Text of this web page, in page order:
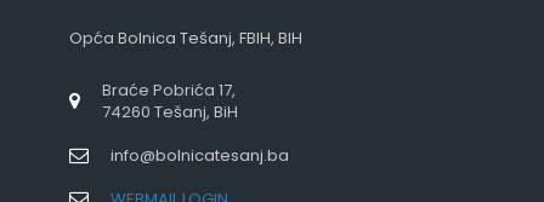
Opća Bolnica Tešanj, FBIH, BIH
Braće Pobrića 17,
74260 Tešanj, BiH
info@bolnicatesanj.ba